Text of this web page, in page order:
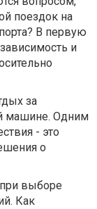
поездок на
В первую
и
за
машине. Одним
- это
о
выборе
Как